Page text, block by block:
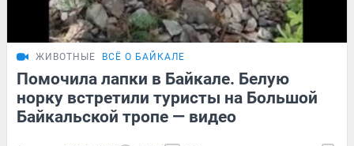
ЖИВОТНЫЕ ВСЁ О БАЙКАЛЕ
Помочила лапки в Байкале. Белую
норку встретили туристы на Большой
Байкальской тропе — видео